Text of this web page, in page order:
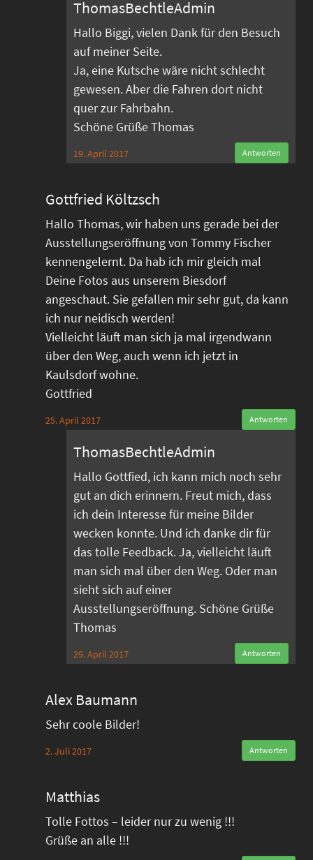
ThomasBechtleAdmin
Hallo Biggi, vielen Dank für den Besuch
auf meiner Seite.
Ja, eine Kutsche wäre nicht schlecht
gewesen. Aber die Fahren dort nicht
quer zur Fahrbahn.
Schöne Grüße Thomas
19. April 2017 Antworten
Gottfried Költzsch
Hallo Thomas, wir haben uns gerade bei der
Ausstellungseröffnung von Tommy Fischer
kennengelernt. Da hab ich mir gleich mal
Deine Fotos aus unserem Biesdorf
angeschaut. Sie gefallen mir sehr gut, da kann
ich nur neidisch werden!
Vielleicht läuft man sich ja mal irgendwann
über den Weg, auch wenn ich jetzt in
Kaulsdorf wohne.
Gottfried
25. April 2017 Antworten
ThomasBechtleAdmin
Hallo Gottfied, ich kann mich noch sehr
gut an dich erinnern. Freut mich, dass
ich dein Interesse für meine Bilder
wecken konnte. Und ich danke dir für
das tolle Feedback. Ja, vielleicht läuft
man sich mal über den Weg. Oder man
sieht sich auf einer
Ausstellungseröffnung. Schöne Grüße
Thomas
29. April 2017 Antworten
Alex Baumann
Sehr coole Bilder!
2. Juli 2017 Antworten
Matthias
Tolle Fottos – leider nur zu wenig !!!
Grüße an alle !!!